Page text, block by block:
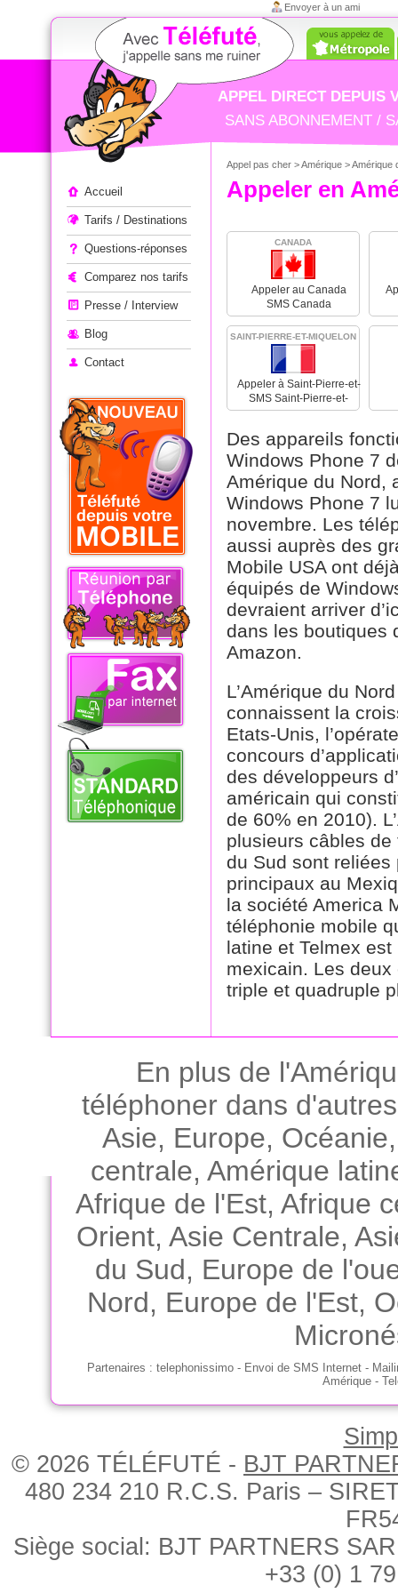
Appel pas cher >Amérique > Amérique
Envoyer à un ami
APPEL DIRECT DEPUIS
SANS ABONNEMENT /
Accueil
Tarifs / Destinations
Questions-réponses
Comparez nos tarifs
Presse / Interview
Blog
Contact
Appeler en
CANADA
Appeler au Canada
SMS Canada
SAINT-PIERRE-ET-MIQUELON
Appeler à Saint-Pierre-et-
Miquelon
SMS Saint-Pierre-et-
Miquelon
Des appareils
Windows Phone 7
Amérique du Nord,
Windows Phone 7
novembre. Les
aussi auprès des
Mobile USA ont
équipés de
devraient arriver
dans les boutiques
Amazon.
L’Amérique du
connaissent la
Etats-Unis,
concours
des développeurs
américain qui
de 60% en 2010).
plusieurs câbles de
du Sud sont reliées
principaux au
la société America
téléphonie mobile
latine et Telmex
mexicain. Les deux
triple et quadruple
En plus de
téléphoner dans
Asie, Europe, Océanie
centrale, Amérique
Afrique de l'Est, Afrique
Orient, Asie Centrale,
du Sud, Europe de
Nord, Europe de l'Est,
Partenaires : telephonissimo - Envoi de SMS Internet -
Amérique-
© 2026 TÉLÉFUTÉ - BJT
480 234 210 R.C.S. Paris –
Siège social: BJT PARTNERS
+33 (0) 1